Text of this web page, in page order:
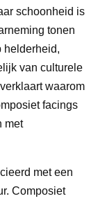
schoonheid is
tonen
helderheid,
van culturele
waarom
facings
met
met een
Composiet